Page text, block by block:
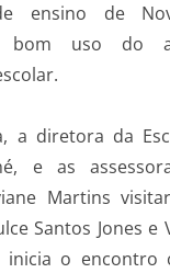
ensino de
bom uso do
a diretora da
e as
Martins
Santos Jones e
inicia o encontro